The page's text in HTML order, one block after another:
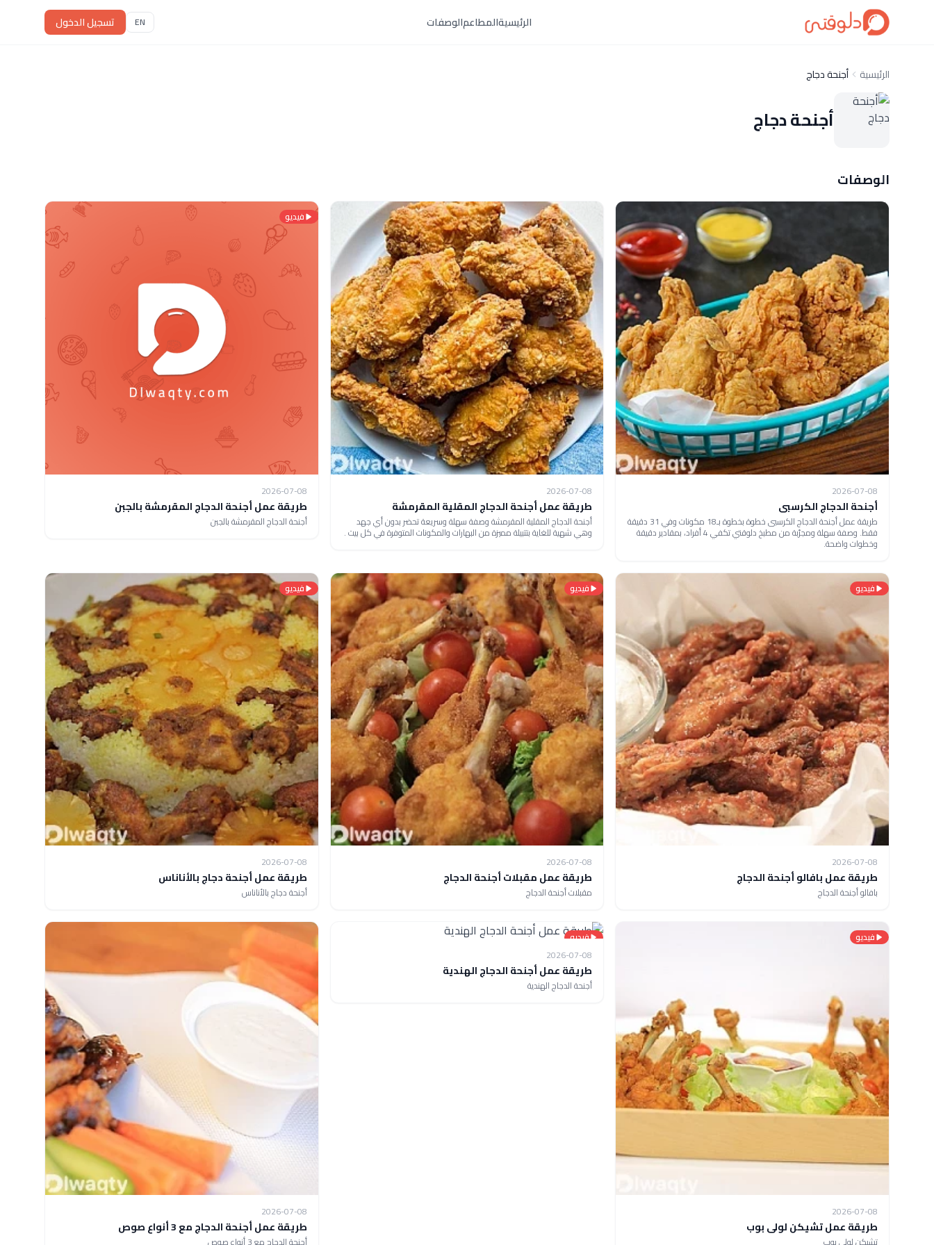
الرئيسيةالمطاعمالوصفات EN تسجيل الدخول
الرئيسية أجنحة دجاج
أجنحة دجاج
الوصفات
2026-07-08
أجنحة الدجاج الكرسبى
طريقة عمل أجنحة الدجاج الكرسبى خطوة بخطوة بـ18 مكونات وفي 31 دقيقة
فقط. وصفة سهلة ومجرّبة من مطبخ دلوقتي تكفي 4 أفراد، بمقادير دقيقة
وخطوات واضحة.
2026-07-08
طريقة عمل أجنحة الدجاج المقلية المقرمشة
أجنحة الدجاج المقلية المقرمشة وصفة سهلة وسريعة تحضر بدون أي جهد
وهي شهية للغاية بتتبيلة مميزة من البهارات والمكونات المتوفرة في كل بيت .
فيديو
2026-07-08
طريقة عمل أجنحة الدجاج المقرمشة بالجبن
أجنحة الدجاج المقرمشة بالجبن
فيديو
2026-07-08
طريقة عمل بافالو أجنحة الدجاج
بافالو أجنحة الدجاج
فيديو
2026-07-08
طريقة عمل مقبلات أجنحة الدجاج
مقبلات أجنحة الدجاج
فيديو
2026-07-08
طريقة عمل أجنحة دجاج بالأناناس
أجنحة دجاج بالأناناس
فيديو
2026-07-08
طريقة عمل تشيكن لولى بوب
فيديو
2026-07-08
طريقة عمل أجنحة الدجاج الهندية
أجنحة الدجاج الهندية
2026-07-08
طريقة عمل أجنحة الدجاج مع 3 أنواع صوص